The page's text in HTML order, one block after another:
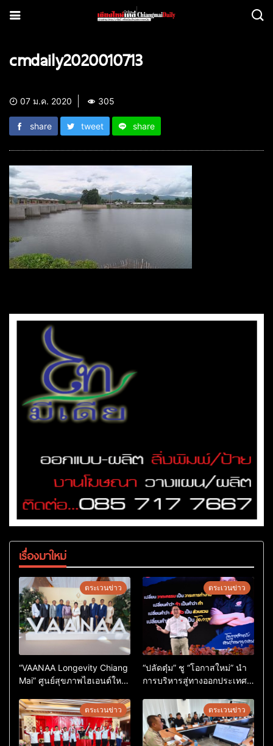
cmdaily2020010713
07 ม.ค. 2020 305
share tweet share
เรื่องมาใหม่
ตระเวนข่าว
“VAANAA Longevity Chiang
Mai” ศูนย์สุขภาพไฮเอนต์ใหญ่
ตระเวนข่าว
“ปลัดตุ๋ม” ชู “โอกาสใหม่” นำ
การบริหารสู่ทางออกประเทศ
ตระเวนข่าว ตระเวนข่าว